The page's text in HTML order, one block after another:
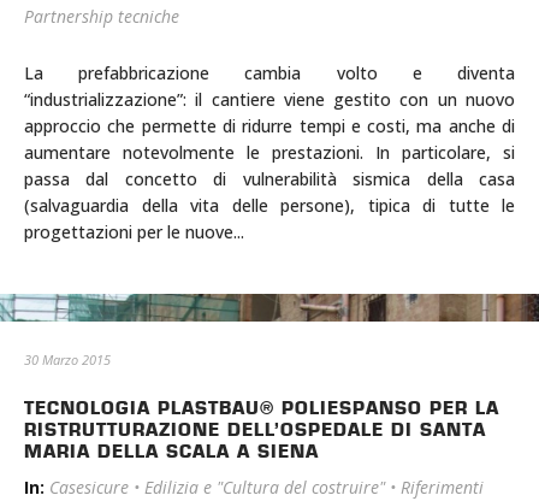
Partnership tecniche
La prefabbricazione cambia volto e diventa
“industrializzazione”: il cantiere viene gestito con un nuovo
approccio che permette di ridurre tempi e costi, ma anche di
aumentare notevolmente le prestazioni. In particolare, si
passa dal concetto di vulnerabilità sismica della casa
(salvaguardia della vita delle persone), tipica di tutte le
progettazioni per le nuove...
30 Marzo 2015
TECNOLOGIA PLASTBAU® POLIESPANSO PER LA
RISTRUTTURAZIONE DELL’OSPEDALE DI SANTA
MARIA DELLA SCALA A SIENA
In: Casesicure • Edilizia e "Cultura del costruire"• Riferimenti